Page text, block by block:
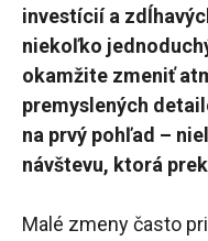
investícií a
niekoľko
okamžite zmeniť
premyslených
na prvý pohľad –
návštevu, ktorá
Malé zmeny často